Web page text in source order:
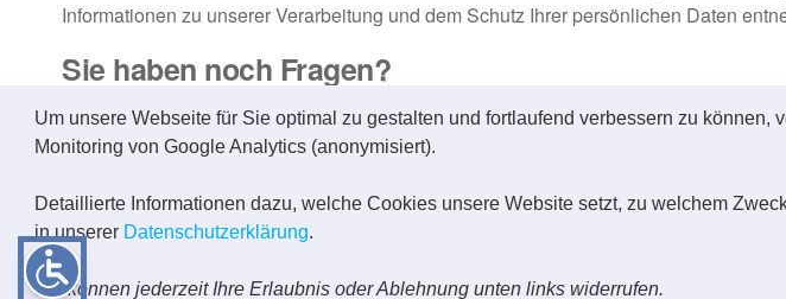
Um unsere Webseite für Sie optimal zu gestalten und fortlaufend verbessern zu können,
Monitoring von Google Analytics (anonymisiert).
Detaillierte Informationen dazu, welche Cookies unsere Website setzt, zu welchem
in unserer Datenschutzerklärung.
Sie können jederzeit Ihre Erlaubnis oder Ablehnung unten links widerrufen.
Informationen zu unserer Verarbeitung und dem Schutz Ihrer persönlichen Daten
Sie haben noch Fragen?
Der amamed-Infoflyerhier als PDF-Download .
Unser Apotheken-Team steht Ihnen jederzeit gerne zur Verfügung.
Sprechen Sie uns einfach an, oder kontaktieren Sie uns telefonisch 05144-9725400
Mit Stolz präsentiert von